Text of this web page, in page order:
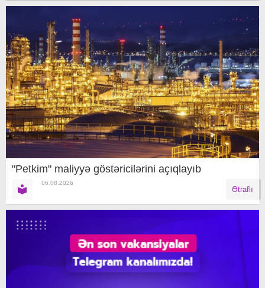
"Petkim" maliyyə göstəricilərini açıqlayıb
06.08.2026
Ətraflı